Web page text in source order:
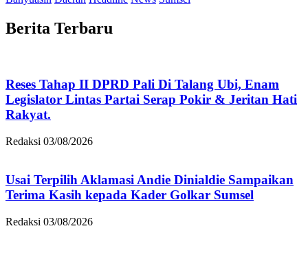
Berita Terbaru
Reses Tahap II DPRD Pali Di Talang Ubi, Enam
Legislator Lintas Partai Serap Pokir & Jeritan Hati
Rakyat.
Redaksi 03/08/2026
Usai Terpilih Aklamasi Andie Dinialdie Sampaikan
Terima Kasih kepada Kader Golkar Sumsel
Redaksi 03/08/2026